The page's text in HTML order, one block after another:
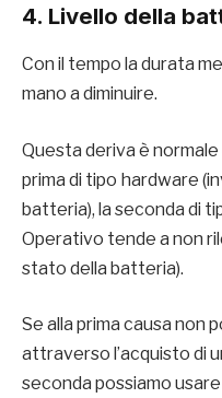
4. Livello della
Con il tempo la durata
mano a diminuire.
Questa deriva è
prima di tipo hardware
batteria), la seconda di
Operativo tende a non
stato della batteria).
Se alla prima causa non
attraverso l’acquisto di
seconda possiamo